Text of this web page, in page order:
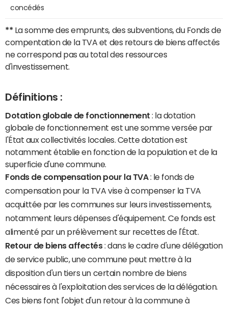
concédés
** La somme des emprunts, des subventions, du Fonds de
compentation de la TVA et des retours de biens affectés
ne correspond pas au total des ressources
d'investissement.
Définitions :
Dotation globale de fonctionnement : la dotation
globale de fonctionnement est une somme versée par
l'État aux collectivités locales. Cette dotation est
notamment établie en fonction de la population et de la
superficie d'une commune.
Fonds de compensation pour la TVA: le fonds de
compensation pour la TVA vise à compenser la TVA
acquittée par les communes sur leurs investissements,
notamment leurs dépenses d'équipement. Ce fonds est
alimenté par un prélèvement sur recettes de l'État.
Retour de biens affectés: dans le cadre d'une délégation
de service public, une commune peut mettre à la
disposition d'un tiers un certain nombre de biens
nécessaires à l'exploitation des services de la délégation.
Ces biens font l'objet d'un retour à la commune à